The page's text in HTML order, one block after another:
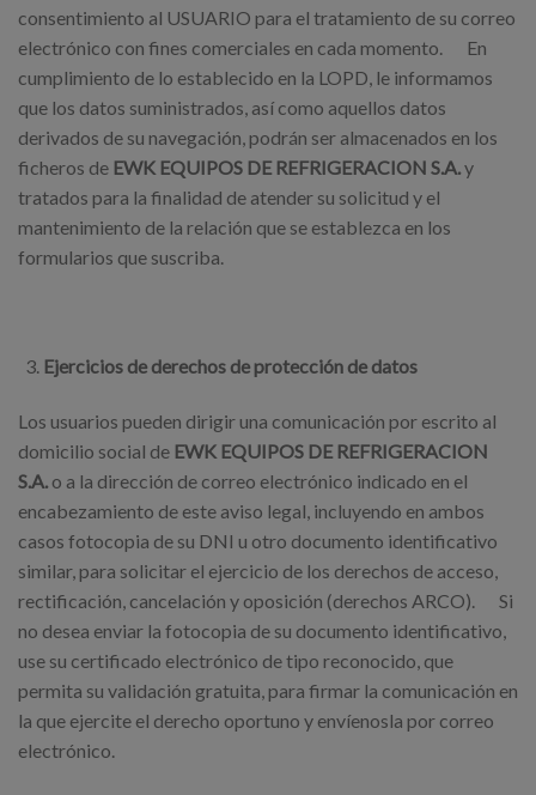
consentimiento al USUARIO para el tratamiento de su correo
electrónico con fines comerciales en cada momento. En
cumplimiento de lo establecido en la LOPD, le informamos
que los datos suministrados, así como aquellos datos
derivados de su navegación, podrán ser almacenados en los
ficheros de EWK EQUIPOS DE REFRIGERACION S.A.y
tratados para la finalidad de atender su solicitud y el
mantenimiento de la relación que se establezca en los
formularios que suscriba.
Ejercicios de derechos de protección de datos
Los usuarios pueden dirigir una comunicación por escrito al
domicilio social de EWK EQUIPOS DE REFRIGERACION
S.A. o a la dirección de correo electrónico indicado en el
encabezamiento de este aviso legal, incluyendo en ambos
casos fotocopia de su DNI u otro documento identificativo
similar, para solicitar el ejercicio de los derechos de acceso,
rectificación, cancelación y oposición (derechos ARCO). Si
no desea enviar la fotocopia de su documento identificativo,
use su certificado electrónico de tipo reconocido, que
permita su validación gratuita, para firmar la comunicación en
la que ejercite el derecho oportuno y envíenosla por correo
electrónico.